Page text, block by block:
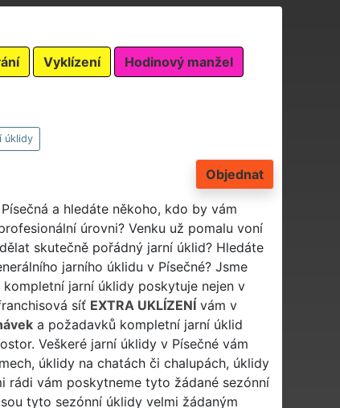
Vyklízení Hodinový manžel
úklidy
Objednat
a hledáte někoho, kdo by vám
úrovni? Venku už pomalu voní
skutečně pořádný jarní úklid? Hledáte
jarního úklidu v Písečné? Jsme
jarní úklidy poskytuje nejen v
síť EXTRA UKLÍZENÍvám v
a požadavků kompletní jarní úklid
Veškeré jarní úklidy v Písečné vám
úklidy na chatách či chalupách, úklidy
rádi vám poskytneme tyto žádané sezónní
tyto sezónní úklidy velmi žádaným